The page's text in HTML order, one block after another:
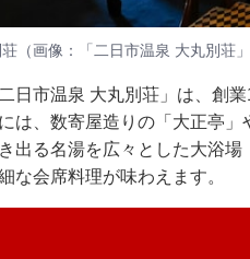
（画像：「二日市温泉 大丸別荘
日市温泉 大丸別荘」は、創
は、数寄屋造りの「大正亭
出る名湯を広々とした大浴
な会席料理が味わえます。